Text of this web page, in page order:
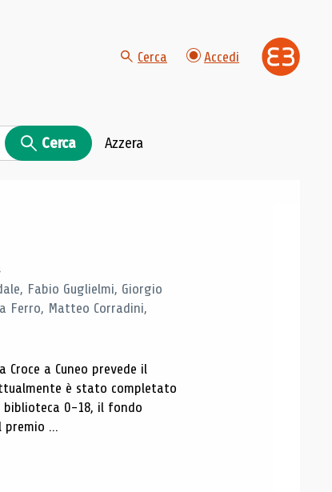
Cerca Accedi
Cerca Azzera
Fabio Guglielmi, Giorgio
Ferro, Matteo Corradini,
a Cuneo prevede il
è stato completato
0-18, il fondo
premio ...